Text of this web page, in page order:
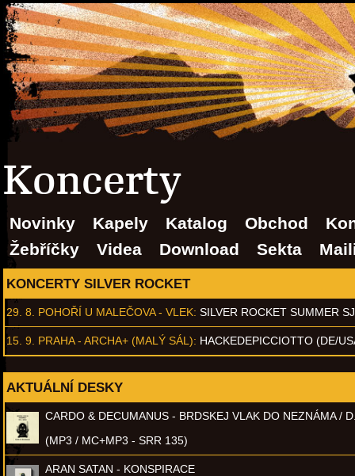
Koncerty
Novinky Kapely Katalog Obchod
Žebříčky
Videa Download Sekta
KONCERTY SILVER ROCKET
29. 8. POHOŘÍ U MALEČOVA - VLEK: SILVER ROCKET SUMMER
15. 9. PRAHA - ARCHA+ (MALÝ SÁL): HACKEDEPICCIOTTO (DE/
AKTUÁLNÍ DESKY
CARDO & DECUMANUS - BRDSKEJ VLAK DO NEZNÁMA /
(MP3 / MC+MP3 - SRR 135)
ARAN SATAN - KONSPIRACE